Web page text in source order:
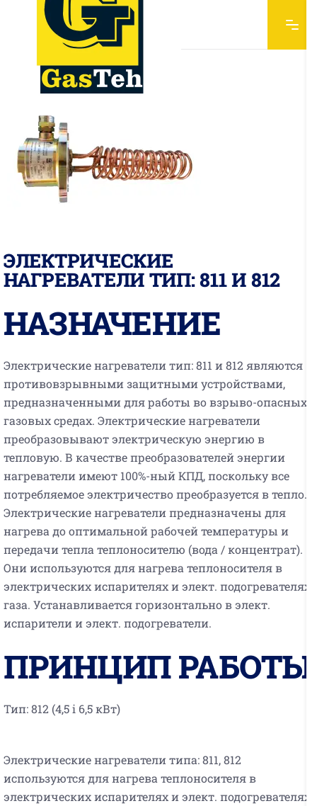
ЭЛЕКТРИЧЕСКИЕ
НАГРЕВАТЕЛИ ТИП: 811 И 812
НАЗНАЧЕНИЕ
Электрические нагреватели тип: 811 и 812 являются
противовзрывными защитными устройствами,
предназначенными для работы во взрыво-опасных
газовых средах. Электрические нагреватели
преобразовывают электрическую энергию в
тепловую. В качестве преобразователей энергии
нагреватели имеют 100%-ный КПД, поскольку все
потребляемое электричество преобразуется в тепло.
Электрические нагреватели предназначены для
нагрева до оптимальной рабочей температуры и
передачи тепла теплоносителю (вода / концентрат).
Они используются для нагрева теплоносителя в
электрических испарителях и элект. подогревателях
газа. Устанавливается горизонтально в элект.
испарители и элект. подогреватели.
ПРИНЦИП РАБОТЫ
Тип: 812 (4,5 i 6,5 кВт)
Электрические нагреватели типа: 811, 812
используются для нагрева теплоносителя в
электрических испарителях и элект. подогревателях